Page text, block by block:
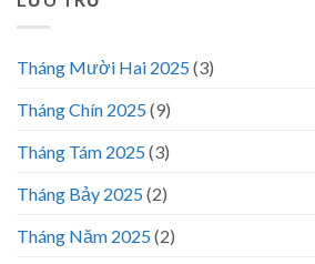
Tháng Mười Hai 2025(3)
Tháng Chín 2025(9)
Tháng Tám 2025(3)
Tháng Bảy 2025(2)
Tháng Năm 2025(2)